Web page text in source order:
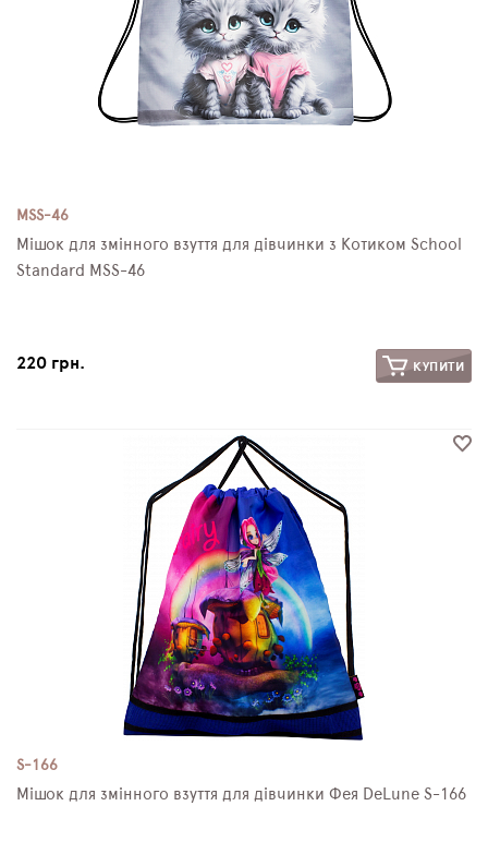
MSS-46
Мішок для змінного взуття для дівчинки з Котиком School
Standard MSS-46
220 грн. КУПИТИ
S-166
Мішок для змінного взуття для дівчинки Фея DeLune S-166